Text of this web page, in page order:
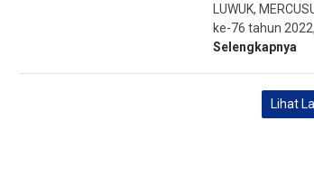
LUWUK,
ke-76 tahun
Selengkapnya
Lihat